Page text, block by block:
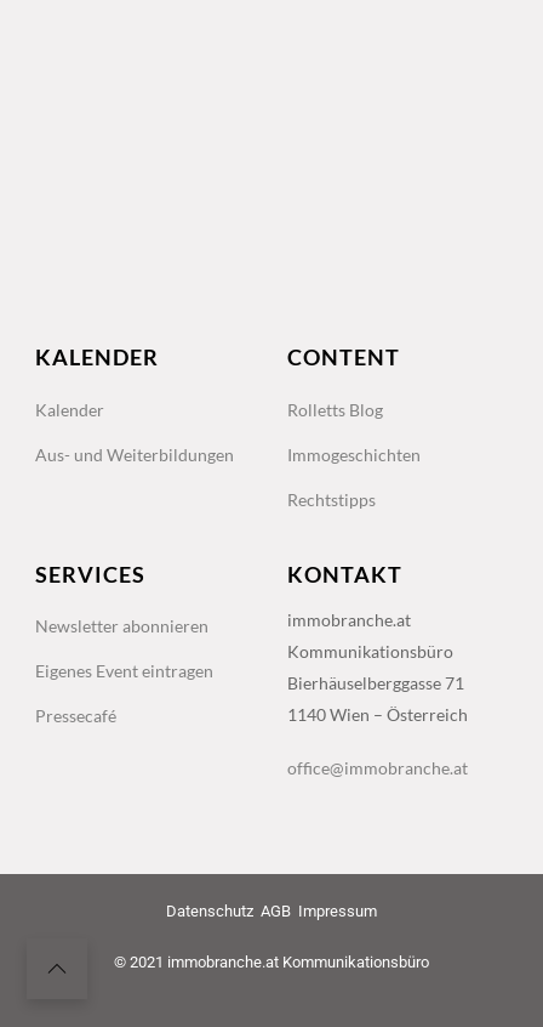
KALENDER
Kalender
Aus- und Weiterbildungen
CONTENT
Rolletts Blog
Immogeschichten
Rechtstipps
SERVICES
Newsletter abonnieren
Eigenes Event eintragen
Pressecafé
KONTAKT
immobranche.at
Kommunikationsbüro
Bierhäuselberggasse 71
1140 Wien – Österreich
office@immobranche.at
Datenschutz AGB Impressum
© 2021 immobranche.at Kommunikationsbüro